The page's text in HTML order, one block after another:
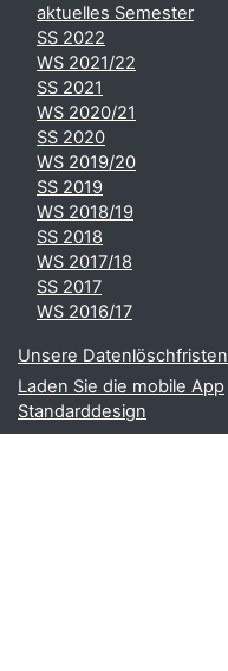
aktuelles Semester
SS 2022
WS 2021/22
SS 2021
WS 2020/21
SS 2020
WS 2019/20
SS 2019
WS 2018/19
SS 2018
WS 2017/18
SS 2017
WS 2016/17
Unsere Datenlöschfristen
Laden Sie die mobile App
Standarddesign